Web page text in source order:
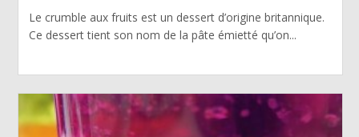
Le crumble aux fruits est un dessert d’origine britannique.
Ce dessert tient son nom de la pâte émietté qu’on...